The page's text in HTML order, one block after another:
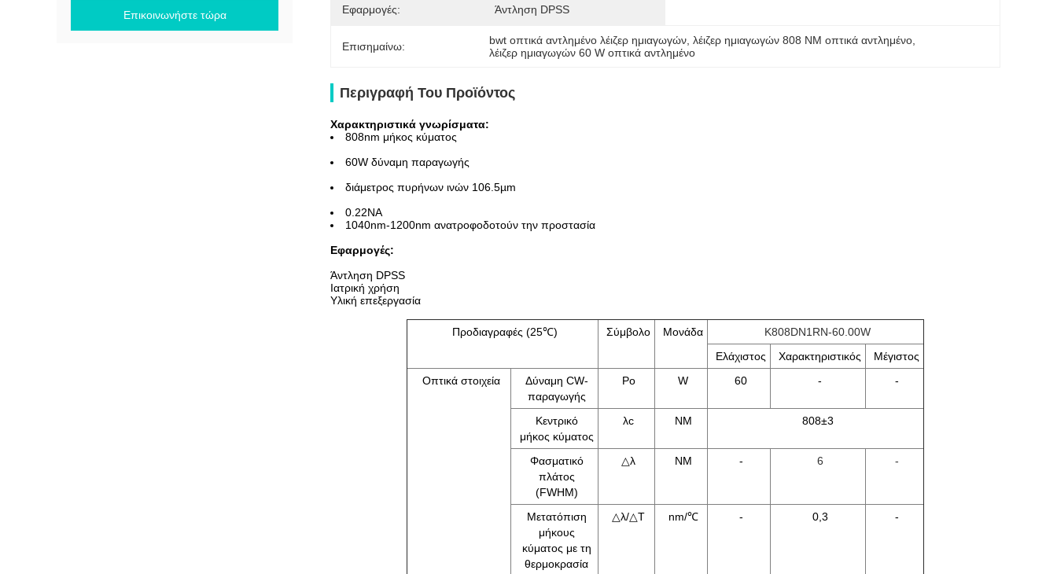
Επικοινωνήστε τώρα Εφαρμογές: Άντληση DPSS
Επισημαίνω: bwt οπτικά αντλημένο λέιζερ ημιαγωγών , λέιζερ ημιαγωγών 808 NM οπτικά αντλημένο
λέιζερ ημιαγωγών 60 W οπτικά αντλημένο
Περιγραφή Του Προϊόντος
Χαρακτηριστικά γνωρίσματα:
808nm μήκος κύματος
60W δύναμη παραγωγής
διάμετρος πυρήνων ινών 106.5µm
0.22NA
1040nm-1200nm ανατροφοδοτούν την προστασία
Εφαρμογές:
Άντληση DPSS
Ιατρική χρήση
Υλική επεξεργασία
Προδιαγραφές (25℃) Σύμβολο Μονάδα
K808DN1RN-60.00W
Ελάχιστος
Χαρακτηριστικός
Μέγιστος
Οπτικά στοιχεία
Δύναμη CW-
παραγωγής
Po W 60 - -
Κεντρικό
μήκος κύματος
λc NM 808±3
Φασματικό
πλάτος
(FWHM)
△λ NM - 6 -
Μετατόπιση
μήκους
κύματος με τη
θερμοκρασία
△λ/△T nm/℃ - 0,3 -